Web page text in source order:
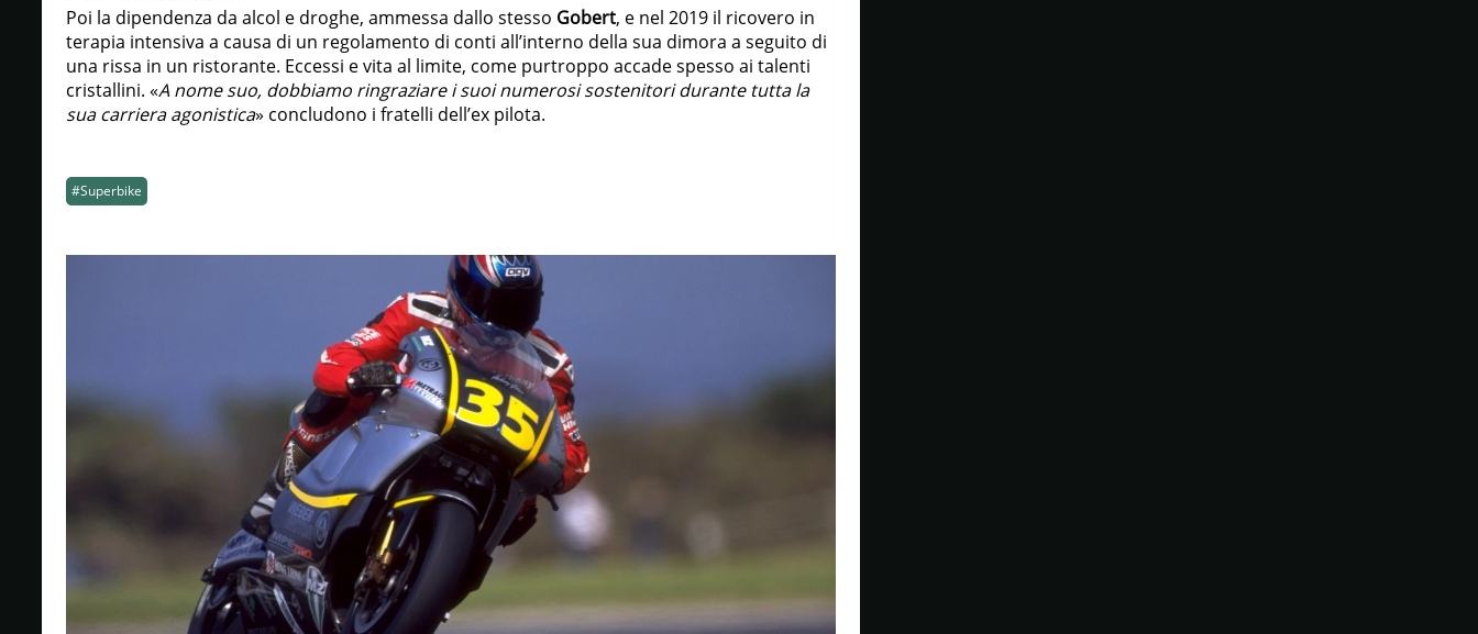
Poi la dipendenza da alcol e droghe, ammessa dallo stesso Gobert, e nel 2019 il ricovero in
terapia intensiva a causa di un regolamento di conti all’interno della sua dimora a seguito di
una rissa in un ristorante. Eccessi e vita al limite, come purtroppo accade spesso ai talenti
cristallini. «A nome suo, dobbiamo ringraziare i suoi numerosi sostenitori durante tutta la
sua carriera agonistica» concludono i fratelli dell’ex pilota.
#Superbike